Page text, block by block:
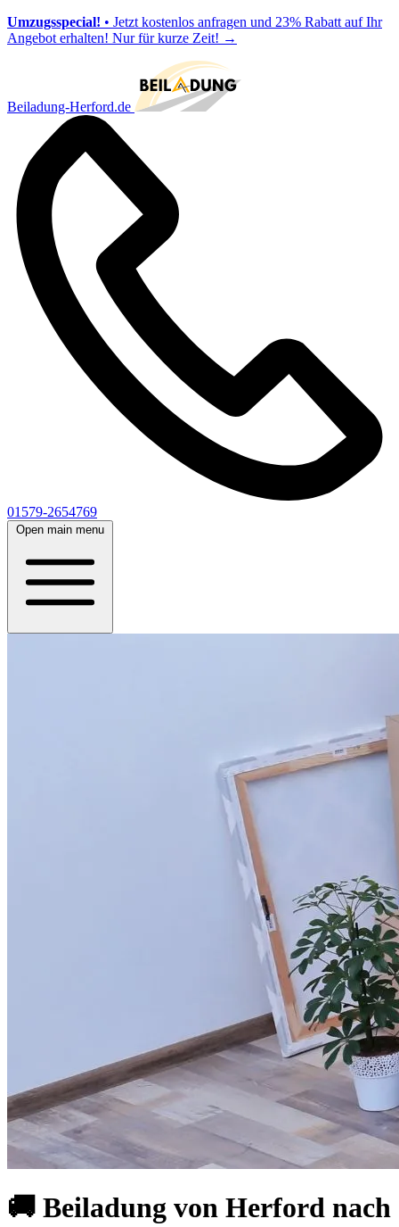
Umzugsspecial! • Jetzt kostenlos anfragen und 23% Rabatt auf Ihr
Angebot erhalten! Nur für kurze Zeit! →
Beiladung-Herford.de
01579-2654769
Open main menu
🚚 Beiladung von Herford nach